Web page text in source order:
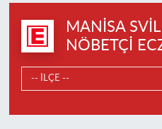
MANISA
NÖBETÇI